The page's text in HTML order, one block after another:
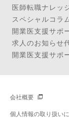
医師転職ナレッ
スペシャルコラ
開業医支援サポ
求人のお知らせ
開業医支援サポ
会社概要
個人情報の取り扱い